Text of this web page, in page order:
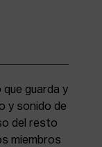
que guarda y
y sonido de
del resto
miembros